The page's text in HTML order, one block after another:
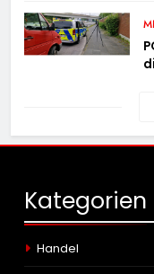
Kategorien
Handel